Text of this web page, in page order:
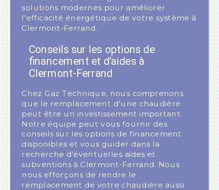
solutions modernes pour améliorer
l'efficacité énergétique de votre système à
Clermont-Ferrand.
Conseils sur les options de
financement et d'aides à
Clermont-Ferrand
Chez Gaz Technique, nous comprenons
que le remplacement d'une chaudière
peut être un investissement important.
Notre équipe peut vous fournir des
conseils sur les options de financement
disponibles et vous guider dans la
recherche d'éventuelles aides et
subventions à Clermont-Ferrand. Nous
nous efforçons de rendre le
remplacement de votre chaudière aussi